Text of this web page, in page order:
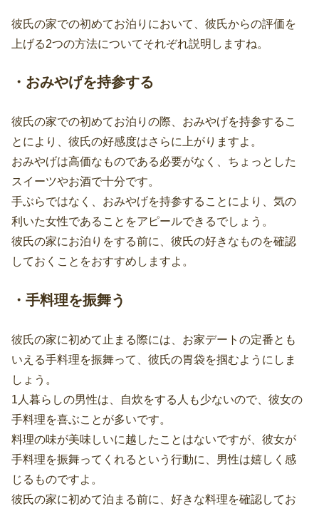
彼氏の家での初めてお泊りにおいて、彼氏からの評価を
上げる2つの方法についてそれぞれ説明しますね。
・おみやげを持参する
彼氏の家での初めてお泊りの際、おみやげを持参するこ
とにより、彼氏の好感度はさらに上がりますよ。
おみやげは高価なものである必要がなく、ちょっとした
スイーツやお酒で十分です。
手ぶらではなく、おみやげを持参することにより、気の
利いた女性であることをアピールできるでしょう。
彼氏の家にお泊りをする前に、彼氏の好きなものを確認
しておくことをおすすめしますよ。
・手料理を振舞う
彼氏の家に初めて止まる際には、お家デートの定番とも
いえる手料理を振舞って、彼氏の胃袋を掴むようにしま
しょう。
1人暮らしの男性は、自炊をする人も少ないので、彼女の
手料理を喜ぶことが多いです。
料理の味が美味しいに越したことはないですが、彼女が
手料理を振舞ってくれるという行動に、男性は嬉しく感
じるものですよ。
彼氏の家に初めて泊まる前に、好きな料理を確認してお